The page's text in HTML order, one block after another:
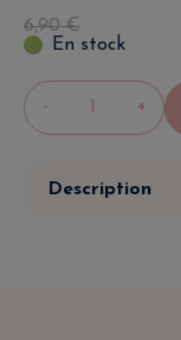
6,90€
En stock
- +
Description